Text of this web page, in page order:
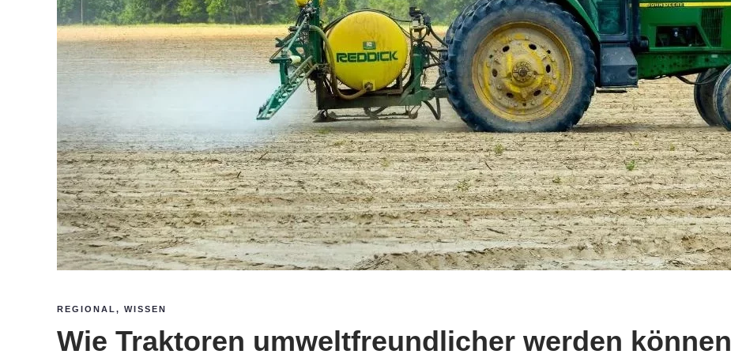
REGIONAL , WISSEN
Wie Traktoren umweltfreundlicher werden können